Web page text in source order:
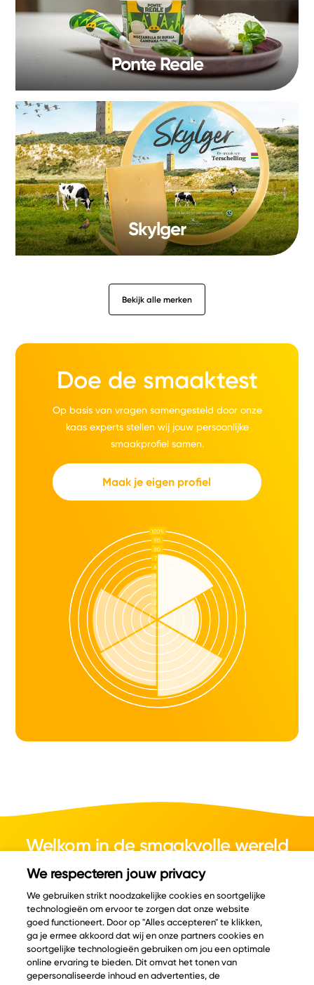
Ponte Reale
Skylger
Bekijk alle merken
Doe de smaaktest
Op basis van vragen samengesteld door onze
kaas experts stellen wij jouw persoonlijke
smaakprofiel samen.
Maak je eigen profiel
Welkom in de smaakvolle wereld
van kaas.
© Copyright 2026 Velder
We respecteren jouw privacy
We gebruiken strikt noodzakelijke cookies en soortgelijke
technologieën om ervoor te zorgen dat onze website
goed functioneert. Door op "Alles accepteren" te klikken,
ga je ermee akkoord dat wij en onze partners cookies en
soortgelijke technologieën gebruiken om jou een optimale
online ervaring te bieden. Dit omvat het tonen van
gepersonaliseerde inhoud en advertenties, de